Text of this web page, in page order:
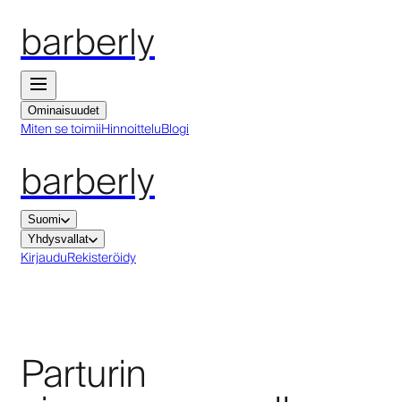
barberly
Ominaisuudet
Miten se toimiiHinnoitteluBlogi
barberly
Suomi
Yhdysvallat
KirjauduRekisteröidy
Parturin